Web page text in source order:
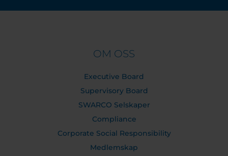
OM OSS
Executive Board
Supervisory Board
SWARCO Selskaper
Compliance
Corporate Social Responsibility
Medlemskap